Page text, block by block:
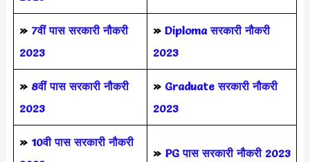
» 7वीं पास सरकारी नौकरी
2023
» Diploma सरकारी नौकरी
2023
» 8वीं पास सरकारी नौकरी
2023
» Graduate सरकारी नौकरी
2023
» 10वी पास सरकारी नौकरी
» PG पास सरकारी नौकरी 2023